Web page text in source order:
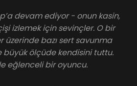
devam ediyor - onun kasin,
izlemek için sevinçler. O bir
üzerinde bazı sert savunma
büyük ölçüde kendisini tuttu.
eğlenceli bir oyuncu.